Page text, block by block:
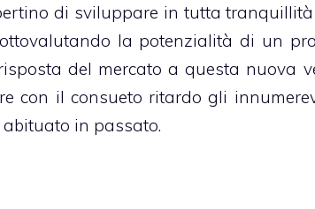
di sviluppare in tutta tranquillità
la potenzialità di un
del mercato a questa nuova
con il consueto ritardo gli
in passato.